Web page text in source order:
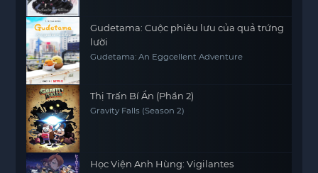
Gudetama: Cuộc phiêu lưu của quả trứng
lười
Gudetama: An Eggcellent Adventure
Thị Trấn Bí Ẩn (Phần 2)
Gravity Falls (Season 2)
Học Viện Anh Hùng: Vigilantes